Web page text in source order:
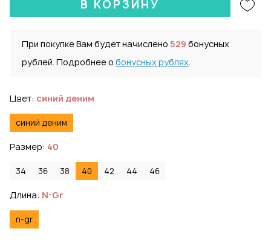
В КОРЗИНУ
При покупке Вам будет начислено 529 бонусных
рублей. Подробнее о бонусных рублях.
Цвет: синий деним
синий деним
Размер: 40
34 36 38 40 42 44 46
Длина: N-Gr
n-gr